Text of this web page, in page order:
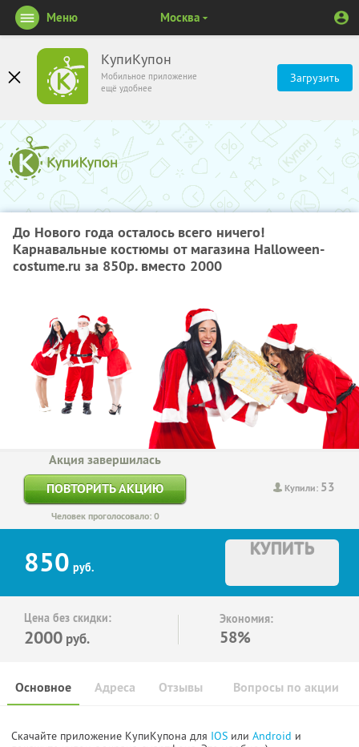
КупиКупон
Мобильное приложение
ещё удобнее
Загрузить
Меню Москва
До Нового года осталось всего ничего!
Карнавальные костюмы от магазина Halloween-
costume.ru за 850р. вместо 2000
Купили: 53
Акция завершилась
ПОВТОРИТЬ АКЦИЮ
Человек проголосовало: 0
850 руб.
КУПИТЬ
Цена без скидки:
2000 руб.
Экономия:
58%
Основное Отзывы Вопросы по акции
Адреса
Скачайте приложение КупиКупона для IOS или Android и